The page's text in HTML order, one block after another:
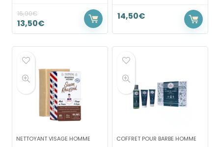
16,90€
13,50€
14,50€
NETTOYANT VISAGE HOMME COFFRET POUR BARBE HOMME